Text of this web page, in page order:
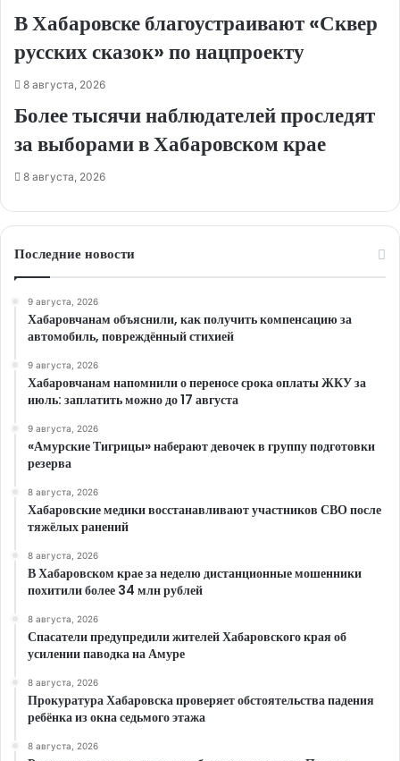
В Хабаровске благоустраивают «Сквер
русских сказок» по нацпроекту
8 августа, 2026
Более тысячи наблюдателей проследят
за выборами в Хабаровском крае
8 августа, 2026
Последние новости
9 августа, 2026
Хабаровчанам объяснили, как получить компенсацию за
автомобиль, повреждённый стихией
9 августа, 2026
Хабаровчанам напомнили о переносе срока оплаты ЖКУ за
июль: заплатить можно до 17 августа
9 августа, 2026
«Амурские Тигрицы» наберают девочек в группу подготовки
резерва
8 августа, 2026
Хабаровские медики восстанавливают участников СВО после
тяжёлых ранений
8 августа, 2026
В Хабаровском крае за неделю дистанционные мошенники
похитили более 34 млн рублей
8 августа, 2026
Спасатели предупредили жителей Хабаровского края об
усилении паводка на Амуре
8 августа, 2026
Прокуратура Хабаровска проверяет обстоятельства падения
ребёнка из окна седьмого этажа
8 августа, 2026